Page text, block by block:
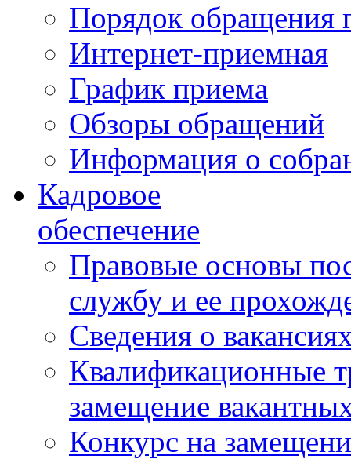
Порядок обращения
Интернет-приемная
График приема
Обзоры обращений
Информация о
Кадровое
обеспечение
Правовые основы
службу и ее
Сведения о
Квалификационные
замещение
Конкурс на